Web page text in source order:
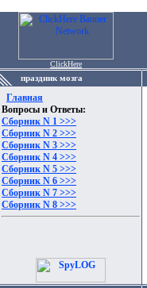
ClickHere
праздник мозга
Главная
Вопросы и Ответы:
Сборник N 1 >>>
Сборник N 2 >>>
Сборник N 3 >>>
Сборник N 4 >>>
Сборник N 5 >>>
Сборник N 6 >>>
Сборник N 7 >>>
Сборник N 8 >>>